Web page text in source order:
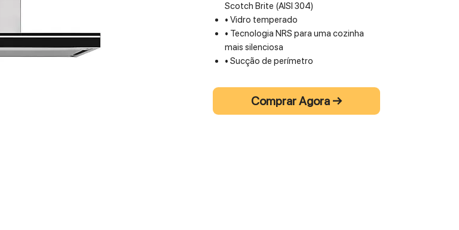
Scotch Brite (AISI 304)
• Vidro temperado
• Tecnologia NRS para uma cozinha
mais silenciosa
• Sucção de perímetro
•Luz ambiente neon branca
Filtro metálico de graxa, removível e
lavável
Comprar Agora →